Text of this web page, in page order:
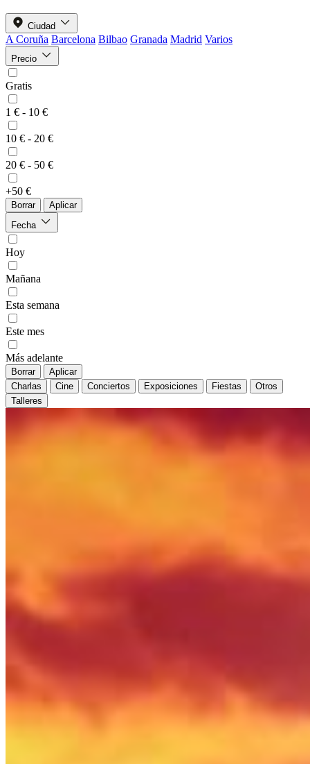
Ciudad
A Coruña Barcelona Bilbao Granada Madrid Varios
Precio
Gratis
1 € - 10 €
10 € - 20 €
20 € - 50 €
+50 €
Borrar
Aplicar
Fecha
Hoy
Mañana
Esta semana
Este mes
Más adelante
Borrar
Aplicar
Charlas
Cine Conciertos Exposiciones Fiestas
Otros
Talleres